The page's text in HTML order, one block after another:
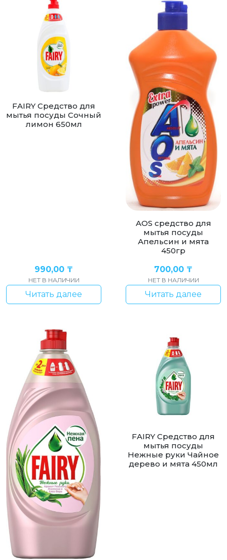
FAIRY Средство для
мытья посуды Сочный
лимон 650мл
990,00 ₸
НЕТ В НАЛИЧИИ
Читать далее
AOS cредство для
мытья посуды
Апельсин и мята
450гр
700,00 ₸
НЕТ В НАЛИЧИИ
Читать далее
FAIRY Средство для
мытья посуды
Нежные руки Чайное
дерево и мята 450мл